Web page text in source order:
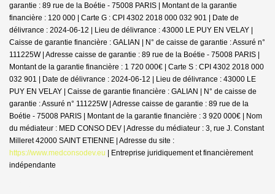
garantie : 89 rue de la Boétie - 75008 PARIS | Montant de la garantie
financière : 120 000 | Carte G : CPI 4302 2018 000 032 901 | Date de
délivrance : 2024-06-12 | Lieu de délivrance : 43000 LE PUY EN VELAY |
Caisse de garantie financière : GALIAN | N° de caisse de garantie : Assuré n°
111225W | Adresse caisse de garantie : 89 rue de la Boétie - 75008 PARIS |
Montant de la garantie financière : 1 720 000€ | Carte S : CPI 4302 2018 000
032 901 | Date de délivrance : 2024-06-12 | Lieu de délivrance : 43000 LE
PUY EN VELAY | Caisse de garantie financière : GALIAN | N° de caisse de
garantie : Assuré n° 111225W | Adresse caisse de garantie : 89 rue de la
Boétie - 75008 PARIS | Montant de la garantie financière : 3 920 000€ | Nom
du médiateur : MED CONSO DEV | Adresse du médiateur : 3, rue J. Constant
Milleret 42000 SAINT ETIENNE | Adresse du site :
https://www.medconsodev.eu | Entreprise juridiquement et financièrement
indépendante